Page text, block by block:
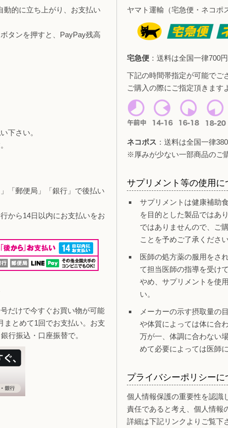
動的に立ち上がり、お支払い
タンを押すと、PayPay残高
下さい。
「郵便局」「銀行」で後払い
から14日以内にお支払いをお
だけで今すぐお買い物が可能
まとめて1回でお支払い。お支
行振込・口座振替で。
ヤマト運輸（宅急便・ネコポ
宅急便：送料は全国一律700
下記の時間帯指定が可能でご
ご購入の際にご指定頂きます
ネコポス ：送料は全国一律
※厚みが少ない一部商品のご
サプリメント等の使用に
サプリメントは健康補助
を目的とした製品ではあ
ではありませんので、ご
ことを予めご了承くださ
医師の処方薬の服用をさ
て担当医師の指導を受け
やめ、サプリメントを使
い。
メーカーの示す摂取量の
や体質によっては体に合
万が一、体調に合わない
めて必要によっては医師
プライバシーポリシーに
個人情報保護の重要性を認識
責任であると考え、個人情報
詳細は下記リンクよりご覧下